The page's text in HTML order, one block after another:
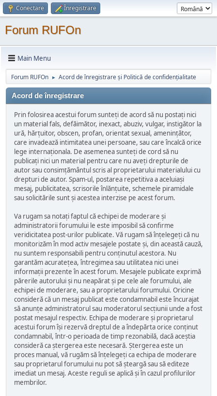
Conectare Înregistrare
Forum RUFOn
Main Menu
Forum RUFOn ► Acord de înregistrare și Politică de confidențialitate
Acord de înregistrare
Prin folosirea acestui forum sunteți de acord să nu postați nici
un material fals, defăimător, inexact, abuziv, vulgar, instigător la
ură, hărțuitor, obscen, profan, orientat sexual, amenințător,
care invadează intimitatea unei persoane, sau care încalcă orice
lege internaționala. De asemenea sunteți de cord să nu
publicați nici un material pentru care nu aveți drepturile de
autor sau consimțământul scris al proprietarului materialului cu
drepturi de autor. Spam-ul, postarea repetitiva a aceluiași
mesaj, publicitatea, scrisorile înlănțuite, schemele piramidale
sau solicitările sunt și acestea interzise pe acest forum.
Va rugam sa notați faptul că echipei de moderare și
administratorii forumului le este imposibil să confirme
veridicitatea post-urilor publicate. Vă rugam să înțelegeți că nu
monitorizăm în mod activ mesajele postate și, din această cauză,
nu suntem responsabili pentru conținutul acestora. Nu
garantăm acuratețea, întregimea sau utilitatea nici unei
informații prezente în acest forum. Mesajele publicate exprimă
părerile autorului și nu neapărat și pe cele ale forumului, ale
echipei de moderare, sau a proprietarului forumului. Oricine
consideră că un mesaj publicat este condamnabil este încurajat
să anunțe administratorul sau moderatorul secțiunii unde a fost
postat mesajul respectiv. Echipa de moderare și proprietarul
acestui forum își rezervă dreptul de a îndepărta orice conținut
condamnabil, într-o perioada de timp rezonabilă, dacă aceștia
consideră ca ștergerea este necesară. Ștergerea este un
proces manual, vă rugăm să înțelegeți ca echipa de moderare
sau proprietarul forumului nu pot să șteargă sau să editeze
imediat un mesaj. Aceste reguli se aplică și în cazul profilurilor
membrilor.